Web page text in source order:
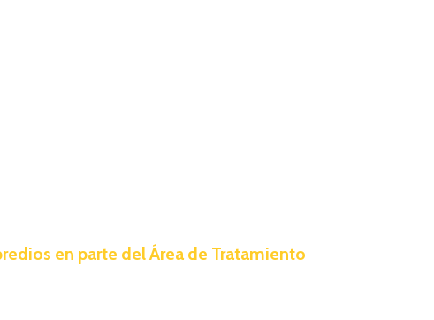
en parte del Área de Tratamiento